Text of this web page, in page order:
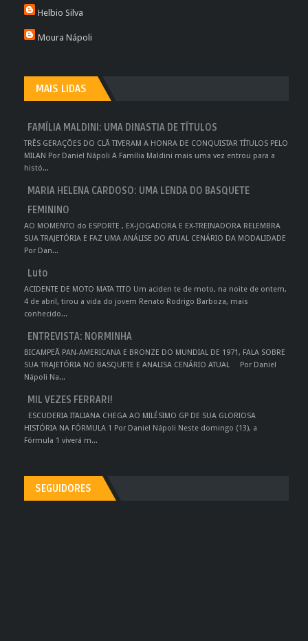
Helbio Silva
Moura Nápoli
MAIS LIDAS
FAMÍLIA MALDINI: UMA DINASTIA DE TÍTULOS
TRÊS GERAÇÕES DO CLÃ TIVERAM A HONRA DE CONQUISTAR TÍTULOS PELO
MILAN Por Daniel Nápoli A Família Maldini mais uma vez entrou para a
histó...
MARIA HELENA CARDOSO: UMA LENDA DO BASQUETE
FEMININO
AO MOMENTO do ESPORTE , EX-JOGADORA E EX-TREINADORA RELEMBRA
SUA TRAJETÓRIA E FAZ UMA ANÁLISE DO ATUAL CENÁRIO DA MODALIDADE
Por Dan...
Luto
ACIDENTE DE MOTO MATA TITO Um aciden te de moto, na noite de ontem,
4 de abril, tirou a vida do jovem Renato Rodrigo Barboza, mais
conhecido...
ENTREVISTA: NORMINHA
BICAMPEÃ PAN-AMERICANA E BRONZE DO MUNDIAL DE 1971, FALA SOBRE
SUA TRAJETÓRIA NO BASQUETE E ANALISA CENÁRIO ATUAL Por Daniel
Nápoli Na...
MIL VEZES FERRARI!
ESCUDERIA ITALIANA CHEGA AO MILÉSIMO GP DE SUA GLORIOSA
HISTÓRIA NA FÓRMULA 1 Por Daniel Nápoli Neste domingo (13), a
Fórmula 1 viverá m...
SEGUIDORES